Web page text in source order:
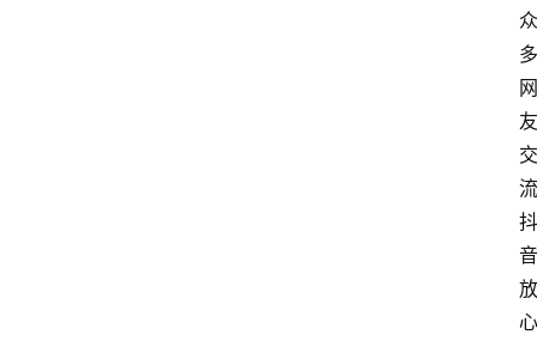
众
多
网
友
交
流
抖
音
放
心